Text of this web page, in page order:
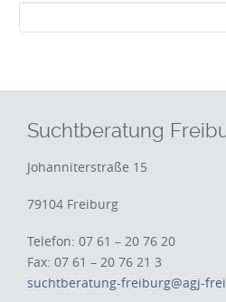
for:
Suchtberatung
Johanniterstraße 15
79104 Freiburg
Telefon: 07 61 – 20 76 20
Fax: 07 61 – 20 76 21 3
suchtberatung-freiburg@agj-